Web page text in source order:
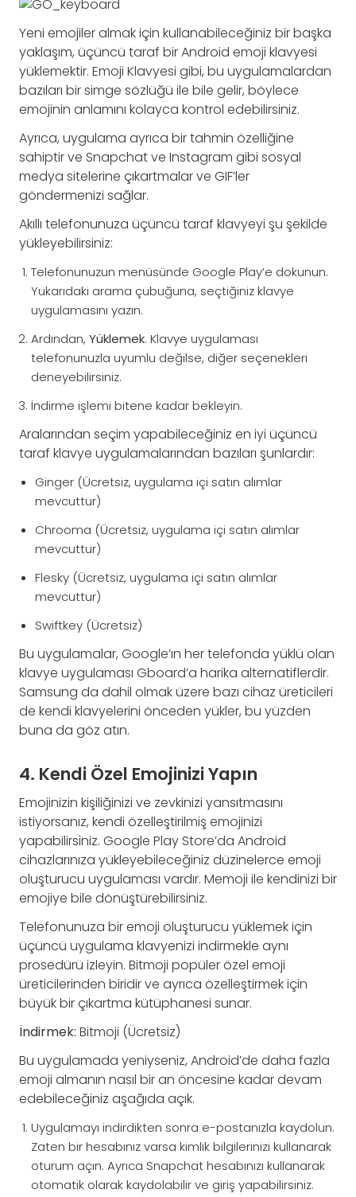
Yeni emojiler almak için kullanabileceğiniz bir başka
yaklaşım, üçüncü taraf bir Android emoji klavyesi
yüklemektir. Emoji Klavyesi gibi, bu uygulamalardan
bazıları bir simge sözlüğü ile bile gelir, böylece
emojinin anlamını kolayca kontrol edebilirsiniz.
Ayrıca, uygulama ayrıca bir tahmin özelliğine
sahiptir ve Snapchat ve Instagram gibi sosyal
medya sitelerine çıkartmalar ve GIF’ler
göndermenizi sağlar.
Akıllı telefonunuza üçüncü taraf klavyeyi şu şekilde
yükleyebilirsiniz:
Telefonunuzun menüsünde Google Play’e dokunun.
Yukarıdaki arama çubuğuna, seçtiğiniz klavye
uygulamasını yazın.
Ardından, Yüklemek. Klavye uygulaması
telefonunuzla uyumlu değilse, diğer seçenekleri
deneyebilirsiniz.
İndirme işlemi bitene kadar bekleyin.
Aralarından seçim yapabileceğiniz en iyi üçüncü
taraf klavye uygulamalarından bazıları şunlardır:
Ginger (Ücretsiz, uygulama içi satın alımlar
mevcuttur)
Chrooma (Ücretsiz, uygulama içi satın alımlar
mevcuttur)
Flesky (Ücretsiz, uygulama içi satın alımlar
mevcuttur)
Swiftkey (Ücretsiz)
Bu uygulamalar, Google’ın her telefonda yüklü olan
klavye uygulaması Gboard’a harika alternatiflerdir.
Samsung da dahil olmak üzere bazı cihaz üreticileri
de kendi klavyelerini önceden yükler, bu yüzden
buna da göz atın.
4. Kendi Özel Emojinizi Yapın
Emojinizin kişiliğinizi ve zevkinizi yansıtmasını
istiyorsanız, kendi özelleştirilmiş emojinizi
yapabilirsiniz. Google Play Store’da Android
cihazlarınıza yükleyebileceğiniz düzinelerce emoji
oluşturucu uygulaması vardır. Memoji ile kendinizi bir
emojiye bile dönüştürebilirsiniz.
Telefonunuza bir emoji oluşturucu yüklemek için
üçüncü uygulama klavyenizi indirmekle aynı
prosedürü izleyin. Bitmoji popüler özel emoji
üreticilerinden biridir ve ayrıca özelleştirmek için
büyük bir çıkartma kütüphanesi sunar.
İndirmek: Bitmoji (Ücretsiz)
Bu uygulamada yeniyseniz, Android’de daha fazla
emoji almanın nasıl bir an öncesine kadar devam
edebileceğiniz aşağıda açık.
Uygulamayı indirdikten sonra e-postanızla kaydolun.
Zaten bir hesabınız varsa kimlik bilgilerinizi kullanarak
oturum açın. Ayrıca Snapchat hesabınızı kullanarak
otomatik olarak kaydolabilir ve giriş yapabilirsiniz.